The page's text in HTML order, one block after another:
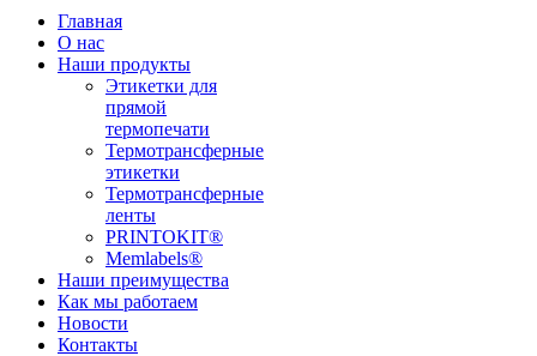
Главная
О нас
Наши продукты
Этикетки для
прямой
термопечати
Термотрансферные
этикетки
Термотрансферные
ленты
PRINTOKIT®
Memlabels®
Наши преимущества
Как мы работаем
Новости
Контакты